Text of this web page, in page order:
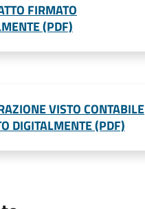
FIRMATO
(PDF)
VISTO CONTABILE
DIGITALMENTE (PDF)